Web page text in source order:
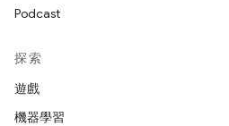
Podcast
探索
遊戲
機器學習